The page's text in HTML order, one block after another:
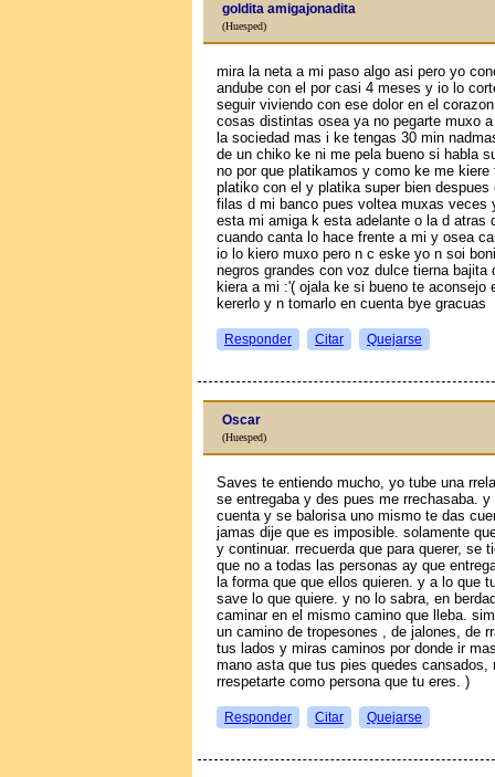
goldita amigajonadita
(Huesped)
mira la neta a mi paso algo asi pero yo
andube con el por casi 4 meses y io lo
seguir viviendo con ese dolor en el
cosas distintas osea ya no pegarte muxo
la sociedad mas i ke tengas 30 min
de un chiko ke ni me pela bueno si habla
no por que platikamos y como ke me
platiko con el y platika super bien
filas d mi banco pues voltea muxas veces
esta mi amiga k esta adelante o la d
cuando canta lo hace frente a mi y osea
io lo kiero muxo pero n c eske yo n soi
negros grandes con voz dulce tierna
kiera a mi :'( ojala ke si bueno te
kererlo y n tomarlo en cuenta bye gracuas
Responder Citar Quejarse
Oscar
(Huesped)
Saves te entiendo mucho, yo tube una
se entregaba y des pues me rrechasaba.
cuenta y se balorisa uno mismo te das
jamas dije que es imposible. solamente
y continuar. rrecuerda que para querer, se
que no a todas las personas ay que
la forma que que ellos quieren. y a lo que
save lo que quiere. y no lo sabra, en
caminar en el mismo camino que lleba.
un camino de tropesones , de jalones, de
tus lados y miras caminos por donde ir
mano asta que tus pies quedes
rrespetarte como persona que tu eres. )
Responder Citar Quejarse